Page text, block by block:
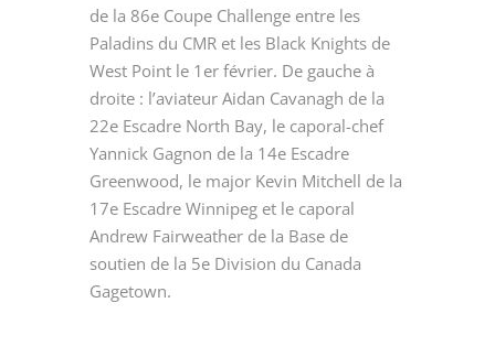
de la 86e Coupe Challenge entre les
Paladins du CMR et les Black Knights de
West Point le 1er février. De gauche à
droite : l’aviateur Aidan Cavanagh de la
22e Escadre North Bay, le caporal-chef
Yannick Gagnon de la 14e Escadre
Greenwood, le major Kevin Mitchell de la
17e Escadre Winnipeg et le caporal
Andrew Fairweather de la Base de
soutien de la 5e Division du Canada
Gagetown.